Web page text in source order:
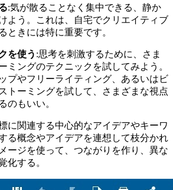
:気が散ることなく集中できる、静か
よう。これは、自宅でクリエイティブ
ときには特に重要です。
を使う :思考を刺激するために、さま
ミングのテクニックを試してみよう。
プやフリーライティング、あるいはビ
トーミングを試して、さまざまな視点
のもいい。
に関連する中心的なアイデアやキーワ
る概念やアイデアを連想して枝分かれ
ージを使って、つながりを作り、異な
化する。